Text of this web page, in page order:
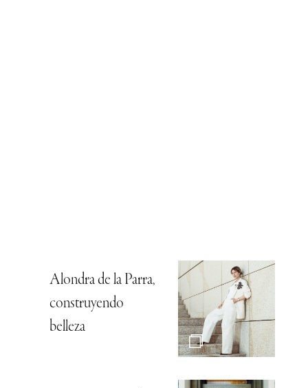
Alondra de la Parra,
construyendo
belleza